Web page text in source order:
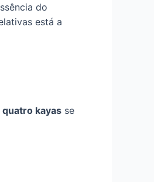
do
está a
quatro kayas se